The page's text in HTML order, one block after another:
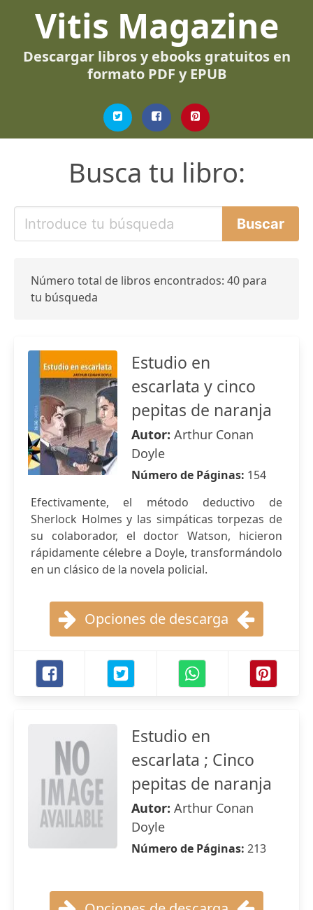
Vitis Magazine
Descargar libros y ebooks gratuitos en
formato PDF y EPUB
Busca tu libro:
Número total de libros encontrados: 40 para
tu búsqueda
Estudio en
escarlata y cinco
pepitas de naranja
Autor: Arthur Conan
Doyle
Número de Páginas: 154
Efectivamente, el método deductivo de
Sherlock Holmes y las simpáticas torpezas de
su colaborador, el doctor Watson, hicieron
rápidamente célebre a Doyle, transformándolo
en un clásico de la novela policial.
Opciones de descarga
Estudio en
escarlata ; Cinco
pepitas de naranja
Autor: Arthur Conan
Doyle
Número de Páginas: 213